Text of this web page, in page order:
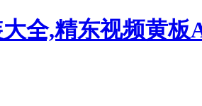
全,精东视频黄板